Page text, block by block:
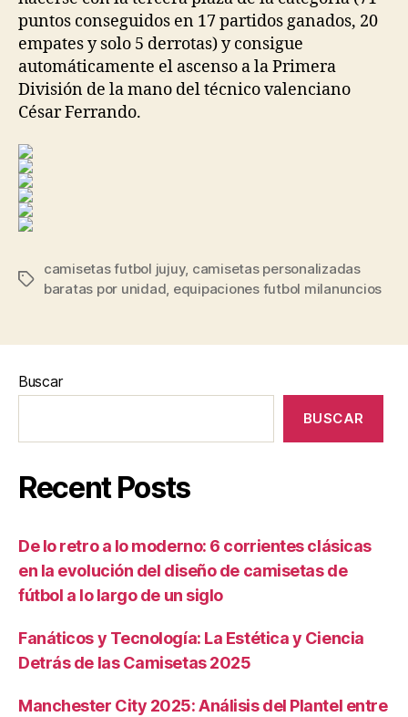
puntos conseguidos en 17 partidos ganados, 20
empates y solo 5 derrotas) y consigue
automáticamente el ascenso a la Primera
División de la mano del técnico valenciano
César Ferrando.
Etiquetas
camisetas futbol jujuy, camisetas personalizadas
baratas por unidad, equipaciones futbol milanuncios
Buscar
BUSCAR
Recent Posts
De lo retro a lo moderno: 6 corrientes clásicas
en la evolución del diseño de camisetas de
fútbol a lo largo de un siglo
Fanáticos y Tecnología: La Estética y Ciencia
Detrás de las Camisetas 2025
Manchester City 2025: Análisis del Plantel entre